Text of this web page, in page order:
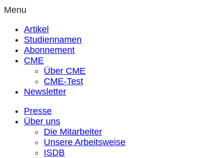
Menu
Artikel
Studiennamen
Abonnement
CME
Über CME
CME-Test
Newsletter
Presse
Über uns
Die Mitarbeiter
Unsere Arbeitsweise
ISDB